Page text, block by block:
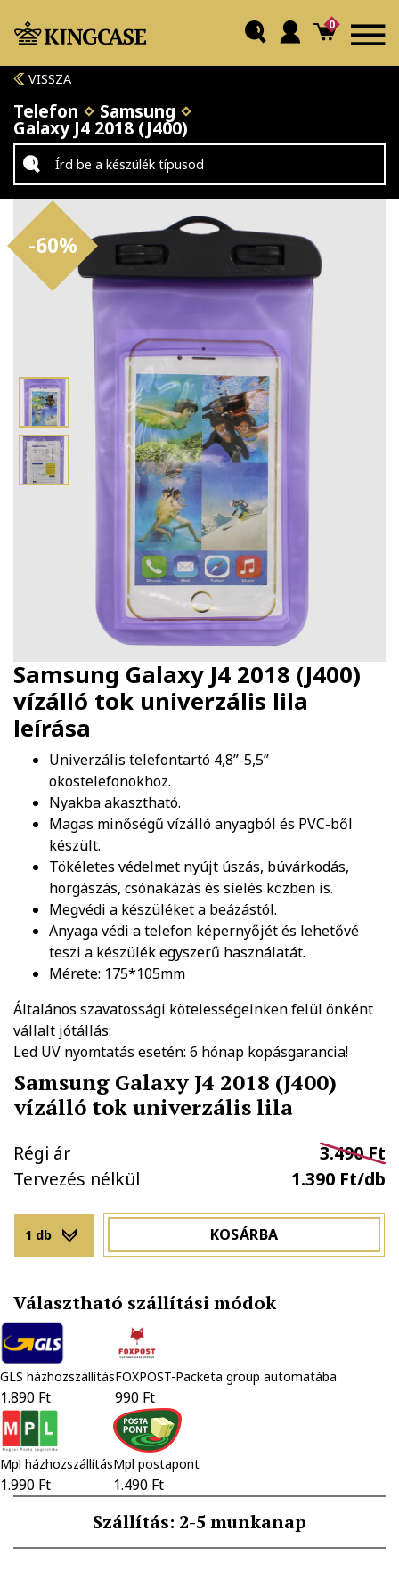
0
VISSZA
Telefon Samsung
Galaxy J4 2018 (J400)
-60%
Samsung Galaxy J4 2018 (J400)
vízálló tok univerzális lila
leírása
Univerzális telefontartó 4,8”-5,5”
okostelefonokhoz.
Nyakba akasztható.
Magas minőségű vízálló anyagból és PVC-ből
készült.
Tökéletes védelmet nyújt úszás, búvárkodás,
horgászás, csónakázás és síelés közben is.
Megvédi a készüléket a beázástól.
Anyaga védi a telefon képernyőjét és lehetővé
teszi a készülék egyszerű használatát.
Mérete: 175*105mm
Általános szavatossági kötelességeinken felül önként
vállalt jótállás:
Led UV nyomtatás esetén: 6 hónap kopásgarancia!
Samsung Galaxy J4 2018 (J400)
vízálló tok univerzális lila
Régi ár
3.490 Ft
Tervezés nélkül
1.390 Ft/db
1 db KOSÁRBA
Választható szállítási módok
GLS házhozszállítás
1.890 Ft
FOXPOST-Packeta group automatába
990 Ft
Mpl házhozszállítás
1.990 Ft
Mpl postapont
1.490 Ft
Szállítás: 2-5 munkanap